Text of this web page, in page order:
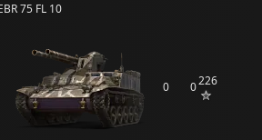
75 FL 10
0 0226